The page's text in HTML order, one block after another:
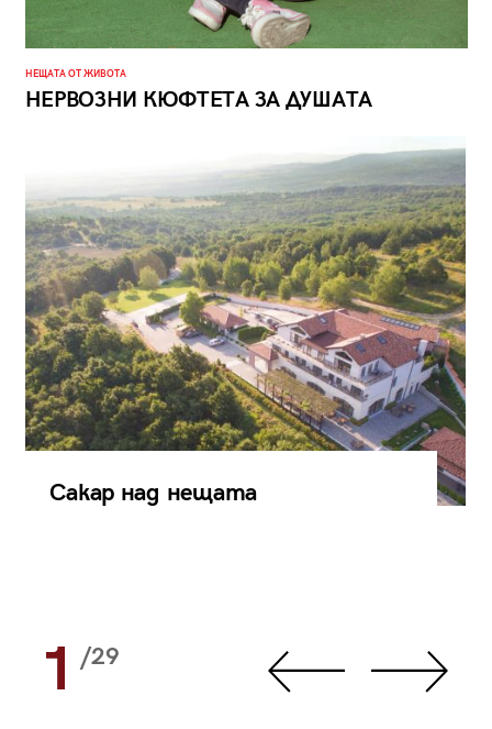
НЕЩАТА ОТ ЖИВОТА
НЕРВОЗНИ КЮФТЕТА ЗА ДУШАТА
Сакар над нещата
1 /29